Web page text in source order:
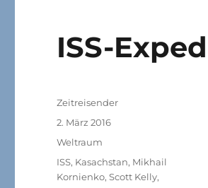
ISS-
Autor
Zeitreisender
Veröffentlicht
2. März 2016
Kategorien
Weltraum
Schlagwörter
ISS, Kasachstan, Mikhail
Kornienko,Scott Kelly,